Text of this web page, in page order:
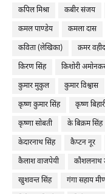
कपिल मिश्रा
कबीर संजय
कमल पाण्डेय
कमला दास
कविता (लेखिका)
क़मर
किरण सिंह
किशोरी
कुमार मुकुल
कुमार विश्वास
कृष्ण कुमार सिंह
कृष्ण
कृष्णा सोबती
के बिक्रम सिंह
केदारनाथ सिंह
कैप्टन नूर
कैलाश वाजपेयी
कौशलनाथ
खुशवन्त सिंह
गंगा सहाय